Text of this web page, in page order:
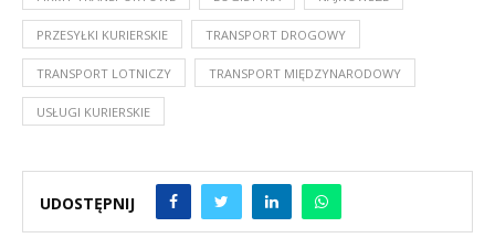
PRZESYŁKI KURIERSKIE TRANSPORT DROGOWY
TRANSPORT LOTNICZY TRANSPORT MIĘDZYNARODOWY
USŁUGI KURIERSKIE
UDOSTĘPNIJ